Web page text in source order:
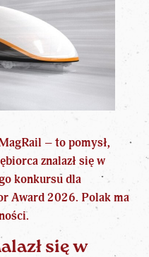
– to pomysł,
znalazł się w
konkursu dla
Award 2026. Polak ma
się w